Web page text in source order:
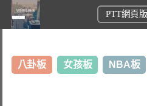
PTT網頁版
八卦板 女孩板 NBA板